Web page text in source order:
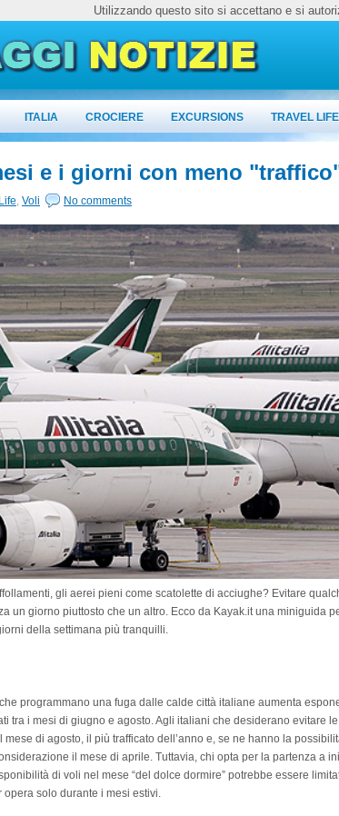
ITALIA CROCIERE EXCURSIONS TRAVEL LIFE
e i giorni con meno
, Voli No comments
gli aerei pieni come scatolette di acciughe? Evitare
un giorno piuttosto che un altro. Ecco da Kayak.it una miniguida
della settimana più tranquilli.
che programmano una fuga dalle calde città italiane aumenta
tra i mesi di giugno e agosto. Agli italiani che desiderano evitare
mese di agosto, il più trafficato dell’anno e, se ne hanno la
il mese di aprile. Tuttavia, chi opta per la partenza a
di voli nel mese “del dolce dormire” potrebbe essere
opera solo durante i mesi estivi.
Utilizzando questo sito si accettano e si